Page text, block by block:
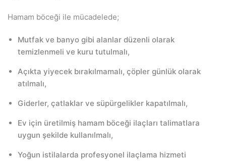
Hamam böceği ile mücadelede;
Mutfak ve banyo gibi alanlar düzenli olarak
temizlenmeli ve kuru tutulmalı,
Açıkta yiyecek bırakılmamalı, çöpler günlük olarak
atılmalı,
Giderler, çatlaklar ve süpürgelikler kapatılmalı,
Ev için üretilmiş hamam böceği ilaçları talimatlara
uygun şekilde kullanılmalı,
Yoğun istilalarda profesyonel ilaçlama hizmeti